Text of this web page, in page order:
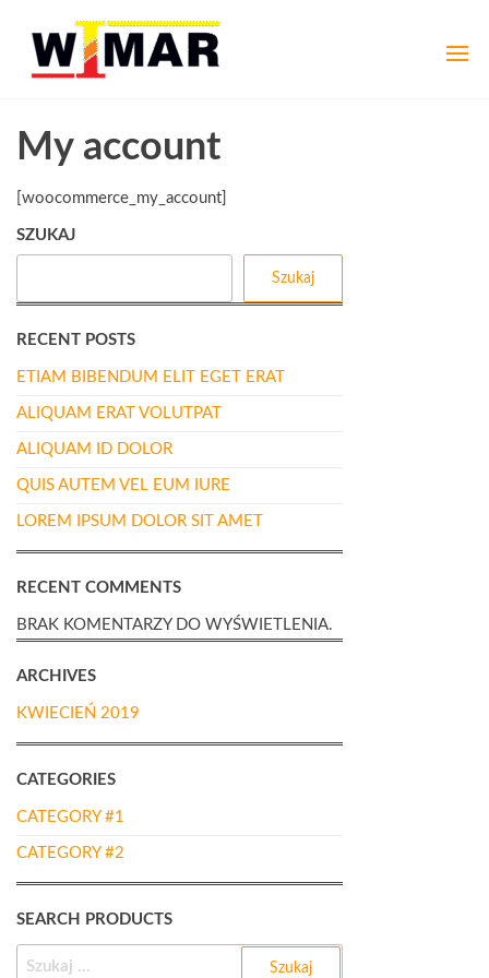
treści
My account
[woocommerce_my_account]
SZUKAJ
Szukaj
RECENT POSTS
ETIAM BIBENDUM ELIT EGET ERAT
ALIQUAM ERAT VOLUTPAT
ALIQUAM ID DOLOR
QUIS AUTEM VEL EUM IURE
LOREM IPSUM DOLOR SIT AMET
RECENT COMMENTS
BRAK KOMENTARZY DO WYŚWIETLENIA.
ARCHIVES
KWIECIEŃ 2019
CATEGORIES
CATEGORY #1
CATEGORY #2
SEARCH PRODUCTS
SZUKAJ: